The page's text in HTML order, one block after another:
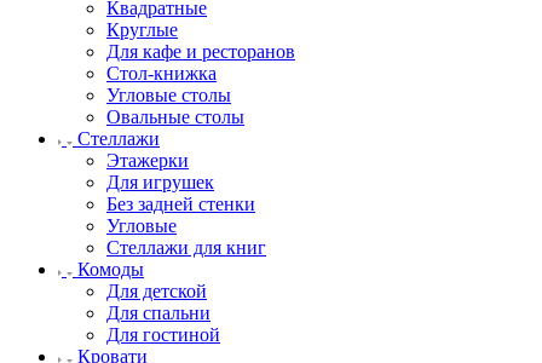
Квадратные
Круглые
Для кафе и ресторанов
Стол-книжка
Угловые столы
Овальные столы
Стеллажи
Этажерки
Для игрушек
Без задней стенки
Угловые
Стеллажи для книг
Комоды
Для детской
Для спальни
Для гостиной
Кровати